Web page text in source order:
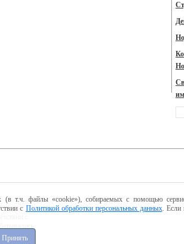
с
т.ч. файлы «cookie»), собираемых с помощью
с Политикой обработки персональных данных. Если
Принять